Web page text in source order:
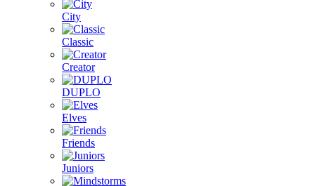
City
Classic
Creator
DUPLO
Elves
Friends
Juniors